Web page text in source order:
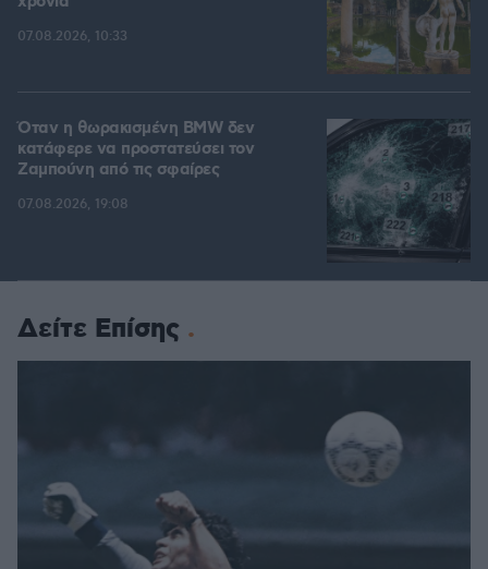
07.08.2026, 10:33
Όταν η θωρακισμένη BMW δεν
κατάφερε να προστατεύσει τον
Ζαμπούνη από τις σφαίρες
07.08.2026, 19:08
Δείτε Επίσης